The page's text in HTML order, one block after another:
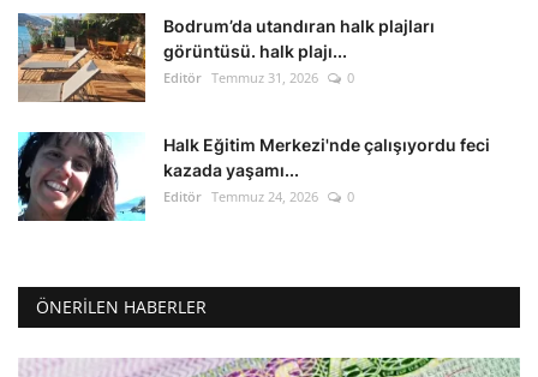
Bodrum’da utandıran halk plajları
görüntüsü. halk plajı...
Editör Temmuz 31, 2026 0
Halk Eğitim Merkezi'nde çalışıyordu feci
kazada yaşamı...
Editör Temmuz 24, 2026 0
ÖNERILEN HABERLER